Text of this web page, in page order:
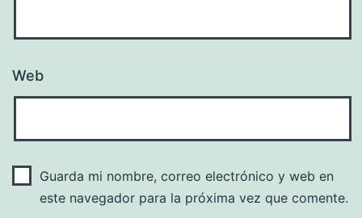
Web
Guarda mi nombre, correo electrónico y web en
este navegador para la próxima vez que comente.